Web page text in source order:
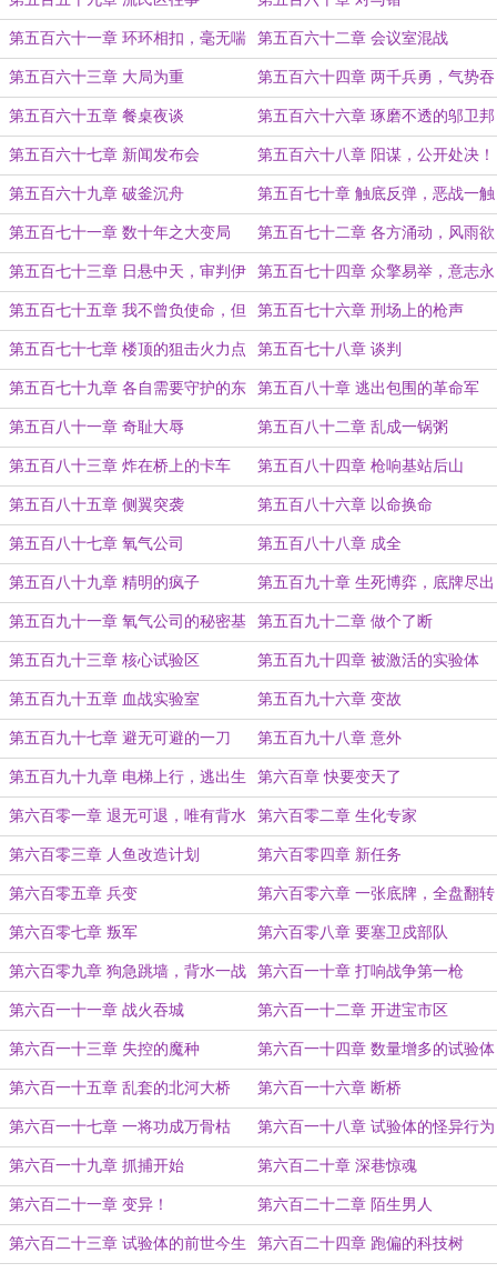
第五百六十一章 环环相扣，毫无喘
息之机
第五百六十二章 会议室混战
第五百六十三章 大局为重 第五百六十四章 两千兵勇，气势吞
龙
第五百六十五章 餐桌夜谈 第五百六十六章 琢磨不透的邬卫邦
第五百六十七章 新闻发布会 第五百六十八章 阳谋，公开处决！
第五百六十九章 破釜沉舟 第五百七十章 触底反弹，恶战一触
即发
第五百七十一章 数十年之大变局 第五百七十二章 各方涌动，风雨欲
来
第五百七十三章 日悬中天，审判伊
始
第五百七十四章 众擎易举，意志永
存！
第五百七十五章 我不曾负使命，但
财阀负我！
第五百七十六章 刑场上的枪声
第五百七十七章 楼顶的狙击火力点 第五百七十八章 谈判
第五百七十九章 各自需要守护的东
西
第五百八十章 逃出包围的革命军
第五百八十一章 奇耻大辱 第五百八十二章 乱成一锅粥
第五百八十三章 炸在桥上的卡车 第五百八十四章 枪响基站后山
第五百八十五章 侧翼突袭 第五百八十六章 以命换命
第五百八十七章 氧气公司 第五百八十八章 成全
第五百八十九章 精明的疯子 第五百九十章 生死博弈，底牌尽出
第五百九十一章 氧气公司的秘密基
地
第五百九十二章 做个了断
第五百九十三章 核心试验区 第五百九十四章 被激活的实验体
第五百九十五章 血战实验室 第五百九十六章 变故
第五百九十七章 避无可避的一刀 第五百九十八章 意外
第五百九十九章 电梯上行，逃出生
天
第六百章 快要变天了
第六百零一章 退无可退，唯有背水
一战
第六百零二章 生化专家
第六百零三章 人鱼改造计划 第六百零四章 新任务
第六百零五章 兵变 第六百零六章 一张底牌，全盘翻转
第六百零七章 叛军 第六百零八章 要塞卫戍部队
第六百零九章 狗急跳墙，背水一战 第六百一十章 打响战争第一枪
第六百一十一章 战火吞城 第六百一十二章 开进宝市区
第六百一十三章 失控的魔种 第六百一十四章 数量增多的试验体
第六百一十五章 乱套的北河大桥 第六百一十六章 断桥
第六百一十七章 一将功成万骨枯 第六百一十八章 试验体的怪异行为
第六百一十九章 抓捕开始 第六百二十章 深巷惊魂
第六百二十一章 变异！ 第六百二十二章 陌生男人
第六百二十三章 试验体的前世今生 第六百二十四章 跑偏的科技树